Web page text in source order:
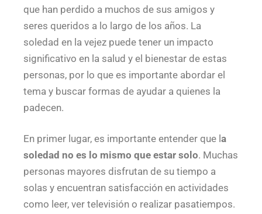
que han perdido a muchos de sus amigos y
seres queridos a lo largo de los años. La
soledad en la vejez puede tener un impacto
significativo en la salud y el bienestar de estas
personas, por lo que es importante abordar el
tema y buscar formas de ayudar a quienes la
padecen.
En primer lugar, es importante entender que l a
soledad no es lo mismo que estar solo. Muchas
personas mayores disfrutan de su tiempo a
solas y encuentran satisfacción en actividades
como leer, ver televisión o realizar pasatiempos.